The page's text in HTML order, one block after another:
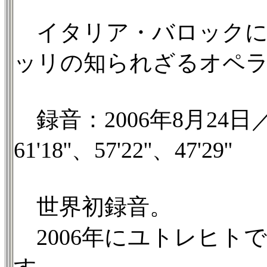
イタリア・バロック
ッリの知られざるオペ
録音：2006年8月24日
61'18''、57'22''、47'29''
世界初録音。
2006年にユトレヒト